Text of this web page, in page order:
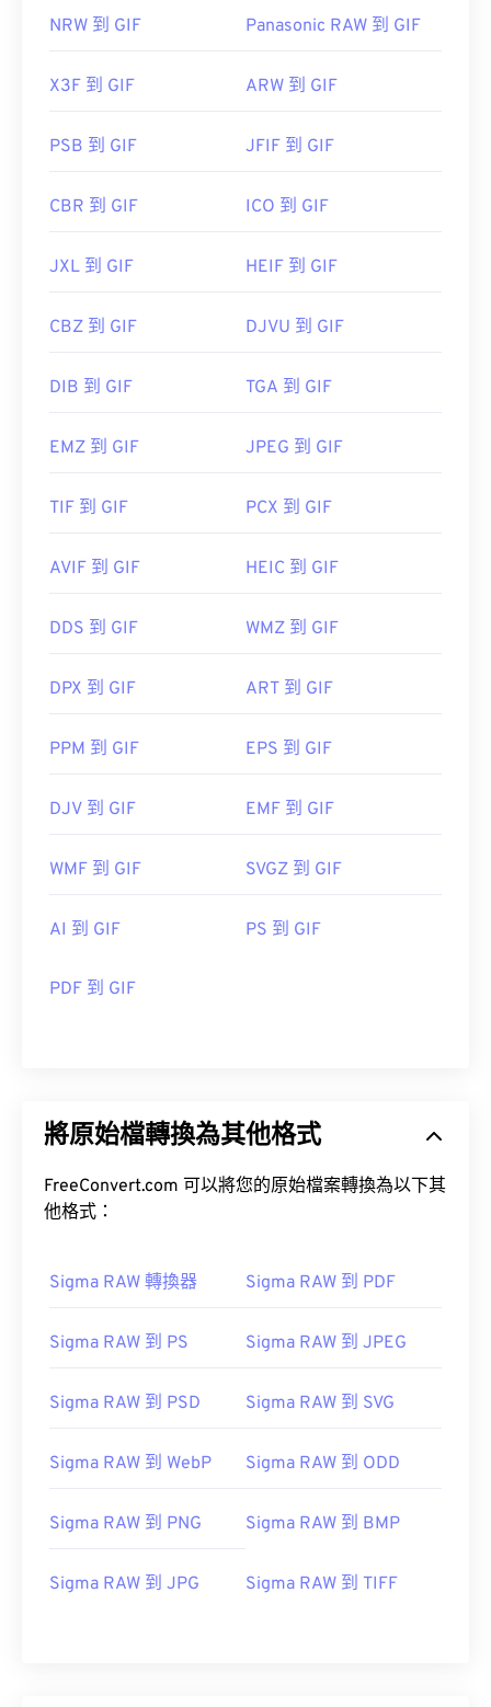
NRW 到 GIF Panasonic RAW 到 GIF
X3F 到 GIF ARW 到 GIF
PSB 到 GIF JFIF 到 GIF
CBR 到 GIF ICO 到 GIF
JXL 到 GIF HEIF 到 GIF
CBZ 到 GIF DJVU 到 GIF
DIB 到 GIF TGA 到 GIF
EMZ 到 GIF JPEG 到 GIF
TIF 到 GIF PCX 到 GIF
AVIF 到 GIF HEIC 到 GIF
DDS 到 GIF WMZ 到 GIF
DPX 到 GIF ART 到 GIF
PPM 到 GIF EPS 到 GIF
DJV 到 GIF EMF 到 GIF
WMF 到 GIF SVGZ 到 GIF
AI 到 GIF PS 到 GIF
PDF 到 GIF
將原始檔轉換為其他格式
FreeConvert.com 可以將您的原始檔案轉換為以下其
他格式：
Sigma RAW 轉換器 Sigma RAW 到 PDF
Sigma RAW 到 PS Sigma RAW 到 JPEG
Sigma RAW 到 PSD Sigma RAW 到 SVG
Sigma RAW 到 WebP Sigma RAW 到 ODD
Sigma RAW 到 PNG Sigma RAW 到 BMP
Sigma RAW 到 JPG Sigma RAW 到 TIFF